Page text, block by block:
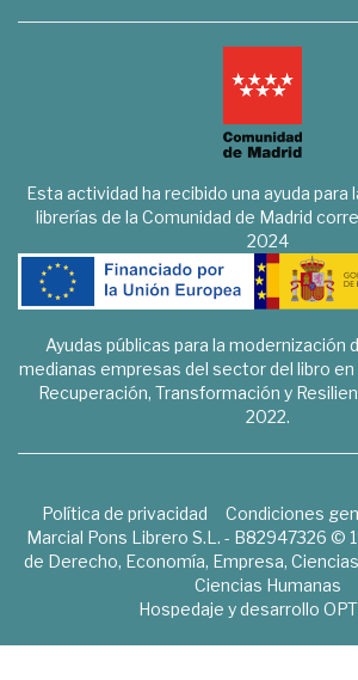
Esta actividad ha recibido una ayuda para
librerías de la Comunidad de Madrid
2024
Ayudas públicas para la modernización
medianas empresas del sector del libro en
Recuperación, Transformación y
2022.
Política de privacidad Condiciones
Marcial Pons Librero S.L. - B82947326 ©
de Derecho, Economía, Empresa,
Ciencias Humanas
Hospedaje y desarrollo